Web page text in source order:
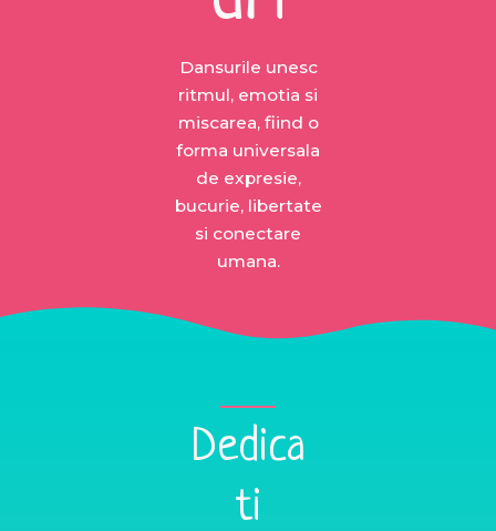
Dansurile unesc
ritmul, emotia si
miscarea, fiind o
forma universala
de expresie,
bucurie, libertate
si conectare
umana.
Dedica
ti